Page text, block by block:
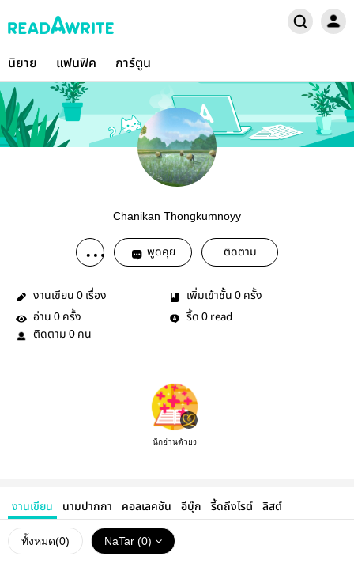
นิยาย แฟนฟิค การ์ตูน
Chanikan Thongkumnoyy
พูดคุย ติดตาม
งานเขียน 0 เรื่อง เพิ่มเข้าชั้น 0 ครั้ง
อ่าน 0 ครั้ง รี้ด 0 read
ติดตาม 0 คน
นักอ่านตัวยง
งานเขียน นามปากกา คอลเลคชัน อีบุ๊ก รี้ดถึงไรต์ ลิสต์
ทั้งหมด(0) NaTar (0)